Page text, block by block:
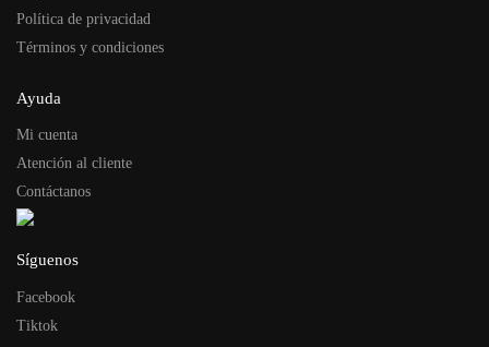
Política de privacidad
Términos y condiciones
Ayuda
Mi cuenta
Atención al cliente
Contáctanos
Síguenos
Facebook
Tiktok